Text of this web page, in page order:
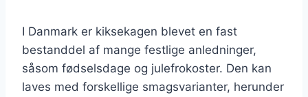
I Danmark er kiksekagen blevet en fast
bestanddel af mange festlige anledninger,
såsom fødselsdage og julefrokoster. Den kan
laves med forskellige smagsvarianter, herunder